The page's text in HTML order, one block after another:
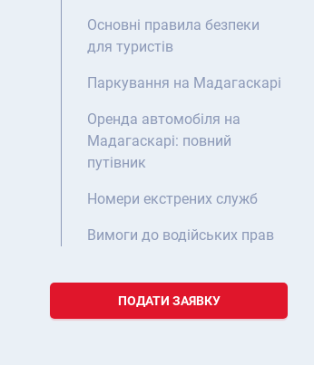
Основні правила безпеки
для туристів
Паркування на Мадагаскарі
Оренда автомобіля на
Мадагаскарі: повний
путівник
Номери екстрених служб
Вимоги до водійських прав
ПОДАТИ ЗАЯВКУ